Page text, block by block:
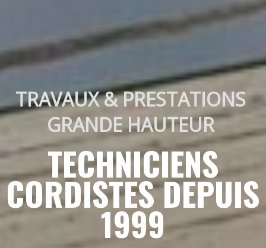
TRAVAUX & PRESTATIONS
GRANDE HAUTEUR
TECHNICIENS
CORDISTES DEPUIS
1999